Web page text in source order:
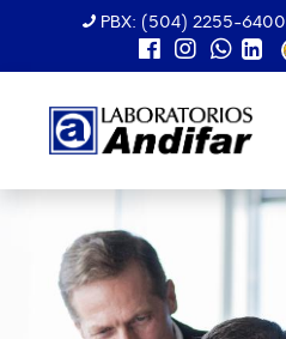
PBX: (504) 2255-6400